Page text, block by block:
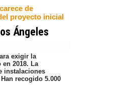
de
proyecto inicial
Ángeles
exigir la
2018. La
instalaciones
recogido 5.000